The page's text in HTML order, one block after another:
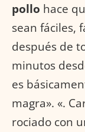
pollo hace
sean fáciles,
después de
minutos
es
magra». «.
rociado con